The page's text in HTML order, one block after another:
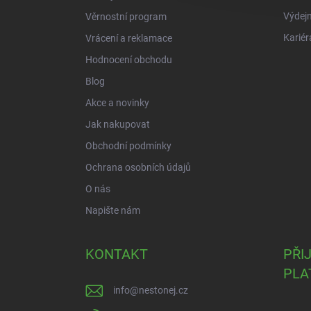
Věrnostní program
Vrácení a reklamace
Hodnocení obchodu
Blog
Akce a novinky
Jak nakupovat
Obchodní podmínky
Ochrana osobních údajů
O nás
Napište nám
KONTAKT
info@nestonej.cz